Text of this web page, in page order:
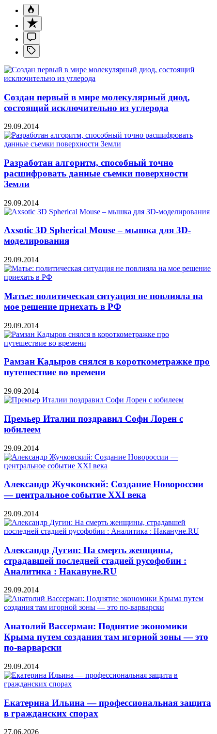
Создан первый в мире молекулярный диод,
состоящий исключительно из углерода
29.09.2014
Разработан алгоритм, способный точно
расшифровать данные съемки поверхности
Земли
29.09.2014
Axsotic 3D Spherical Mouse – мышка для 3D-
моделирования
29.09.2014
Матье: политическая ситуация не повлияла на
мое решение приехать в РФ
29.09.2014
Рамзан Кадыров снялся в короткометражке про
путешествие во времени
29.09.2014
Премьер Италии поздравил Софи Лорен с
юбилеем
29.09.2014
Александр Жучковский: Создание Новороссии
— центральное событие XXI века
29.09.2014
Александр Дугин: На смерть женщины,
страдавшей последней стадией русофобии :
Аналитика : Накануне.RU
29.09.2014
Анатолий Вассерман: Поднятие экономики
Крыма путем создания там игорной зоны — это
по-варварски
29.09.2014
Екатерина Ильина — профессиональная защита
в гражданских спорах
27.06.2026